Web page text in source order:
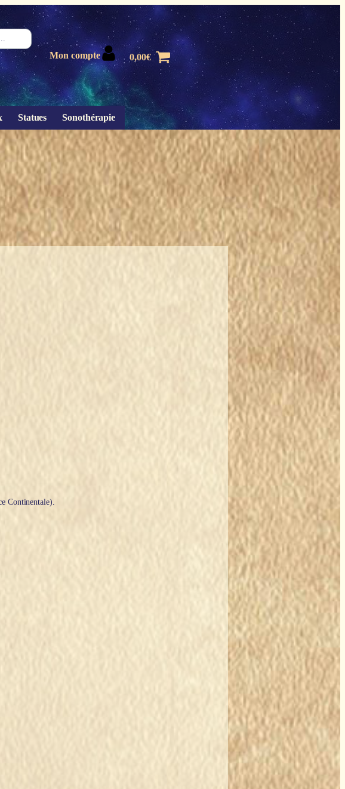
Mon compte 0,00€
Statues Sonothérapie
Continentale).